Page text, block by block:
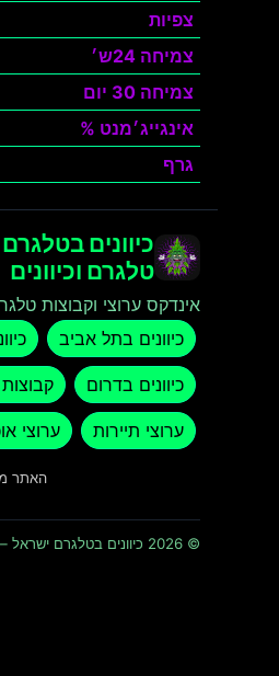
צפיות
צמיחה 24ש׳
צמיחה 30 יום
אינגייג׳מנט %
גרף
כיוונים
טלגרם וכיוונים
אינדקס ערוצי וקבוצות
כיוונים בתל אביב
כיוונים בדרום
ערוצי תיירות ערוצי
האתר
© 2026 כיוונים בטלגרם ישראל – המדריך המלא לדירוג ערוצי טלגרם וכיוונים · כל הזכויות שמורות ומוגנות